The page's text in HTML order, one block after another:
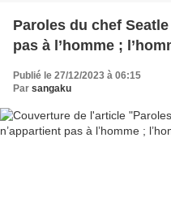
Paroles du chef
pas à l’homme ;
Publié le 27/12/2023 à 06:15
Par sangaku